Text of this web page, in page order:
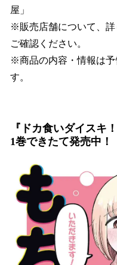
屋」
※販売店舗について、詳
ご確認ください。
※商品の内容・情報は予
す。
『ドカ食いダイスキ
1巻できたて発売中！